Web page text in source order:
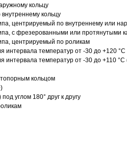
кольцу
кольцу
центрируемый по внутреннему или
с фрезерованными или протянутыми
центрируемый по роликам
интервала температур от -30 до +120
интервала температур от -30 до +110
кольцом
углом 180° друг к другу